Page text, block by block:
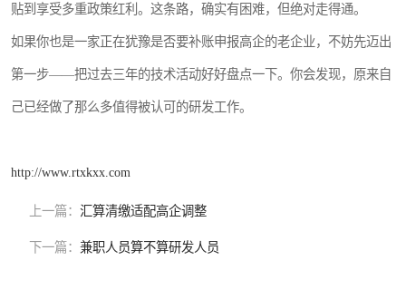
贴到享受多重政策红利。这条路，确实有困难，但绝对走得通。
如果你也是一家正在犹豫是否要补账申报高企的老企业，不妨先迈出
第一步——把过去三年的技术活动好好盘点一下。你会发现，原来自
己已经做了那么多值得被认可的研发工作。
http://www.rtxkxx.com
上一篇： 汇算清缴适配高企调整
下一篇： 兼职人员算不算研发人员